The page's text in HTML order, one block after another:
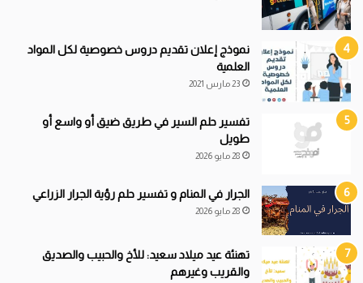
نموذج إعلان تقديم دروس خصوصية لكل المواد
العلمية
23 مارس 2021
تفسير حلم السير في طريق ضيق أو واسع أو
طويل
28 مايو 2026
الجرار في المنام و تفسير حلم رؤية الجرار الزراعي
28 مايو 2026
تهنئة عيد ميلاد سعيد: للأخ والحبيب والصديق
والقريب وغيرهم